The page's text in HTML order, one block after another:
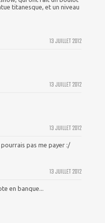
titanesque, et un niveau
13 JUILLET 2012
13 JUILLET 2012
13 JUILLET 2012
pourrais pas me payer :/
13 JUILLET 2012
en banque...